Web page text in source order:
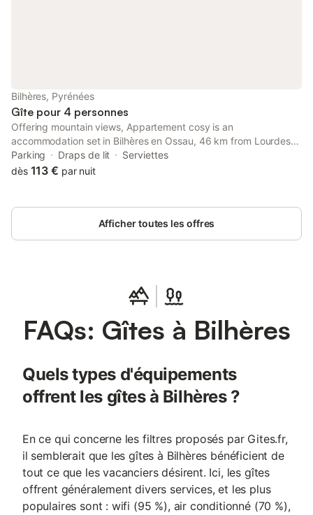
Bilhères, Pyrénées
Gîte pour 4 personnes
Offering mountain views, Appartement cosy is an
accommodation set in Bilhères en Ossau, 46 km from Lourdes
Train Station and 39 km from Palais des Sports de Pau.
Parking Draps de lit
Serviettes
dès 113 € par nuit
Afficher toutes les offres
FAQs: Gîtes à Bilhères
Quels types d'équipements
offrent les gîtes à Bilhères ?
En ce qui concerne les filtres proposés par Gites.fr,
il semblerait que les gîtes à Bilhères bénéficient de
tout ce que les vacanciers désirent. Ici, les gîtes
offrent généralement divers services, et les plus
populaires sont : wifi (95 %), air conditionné (70 %),